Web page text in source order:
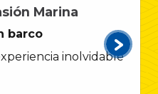
Marina
barco
inolvidable